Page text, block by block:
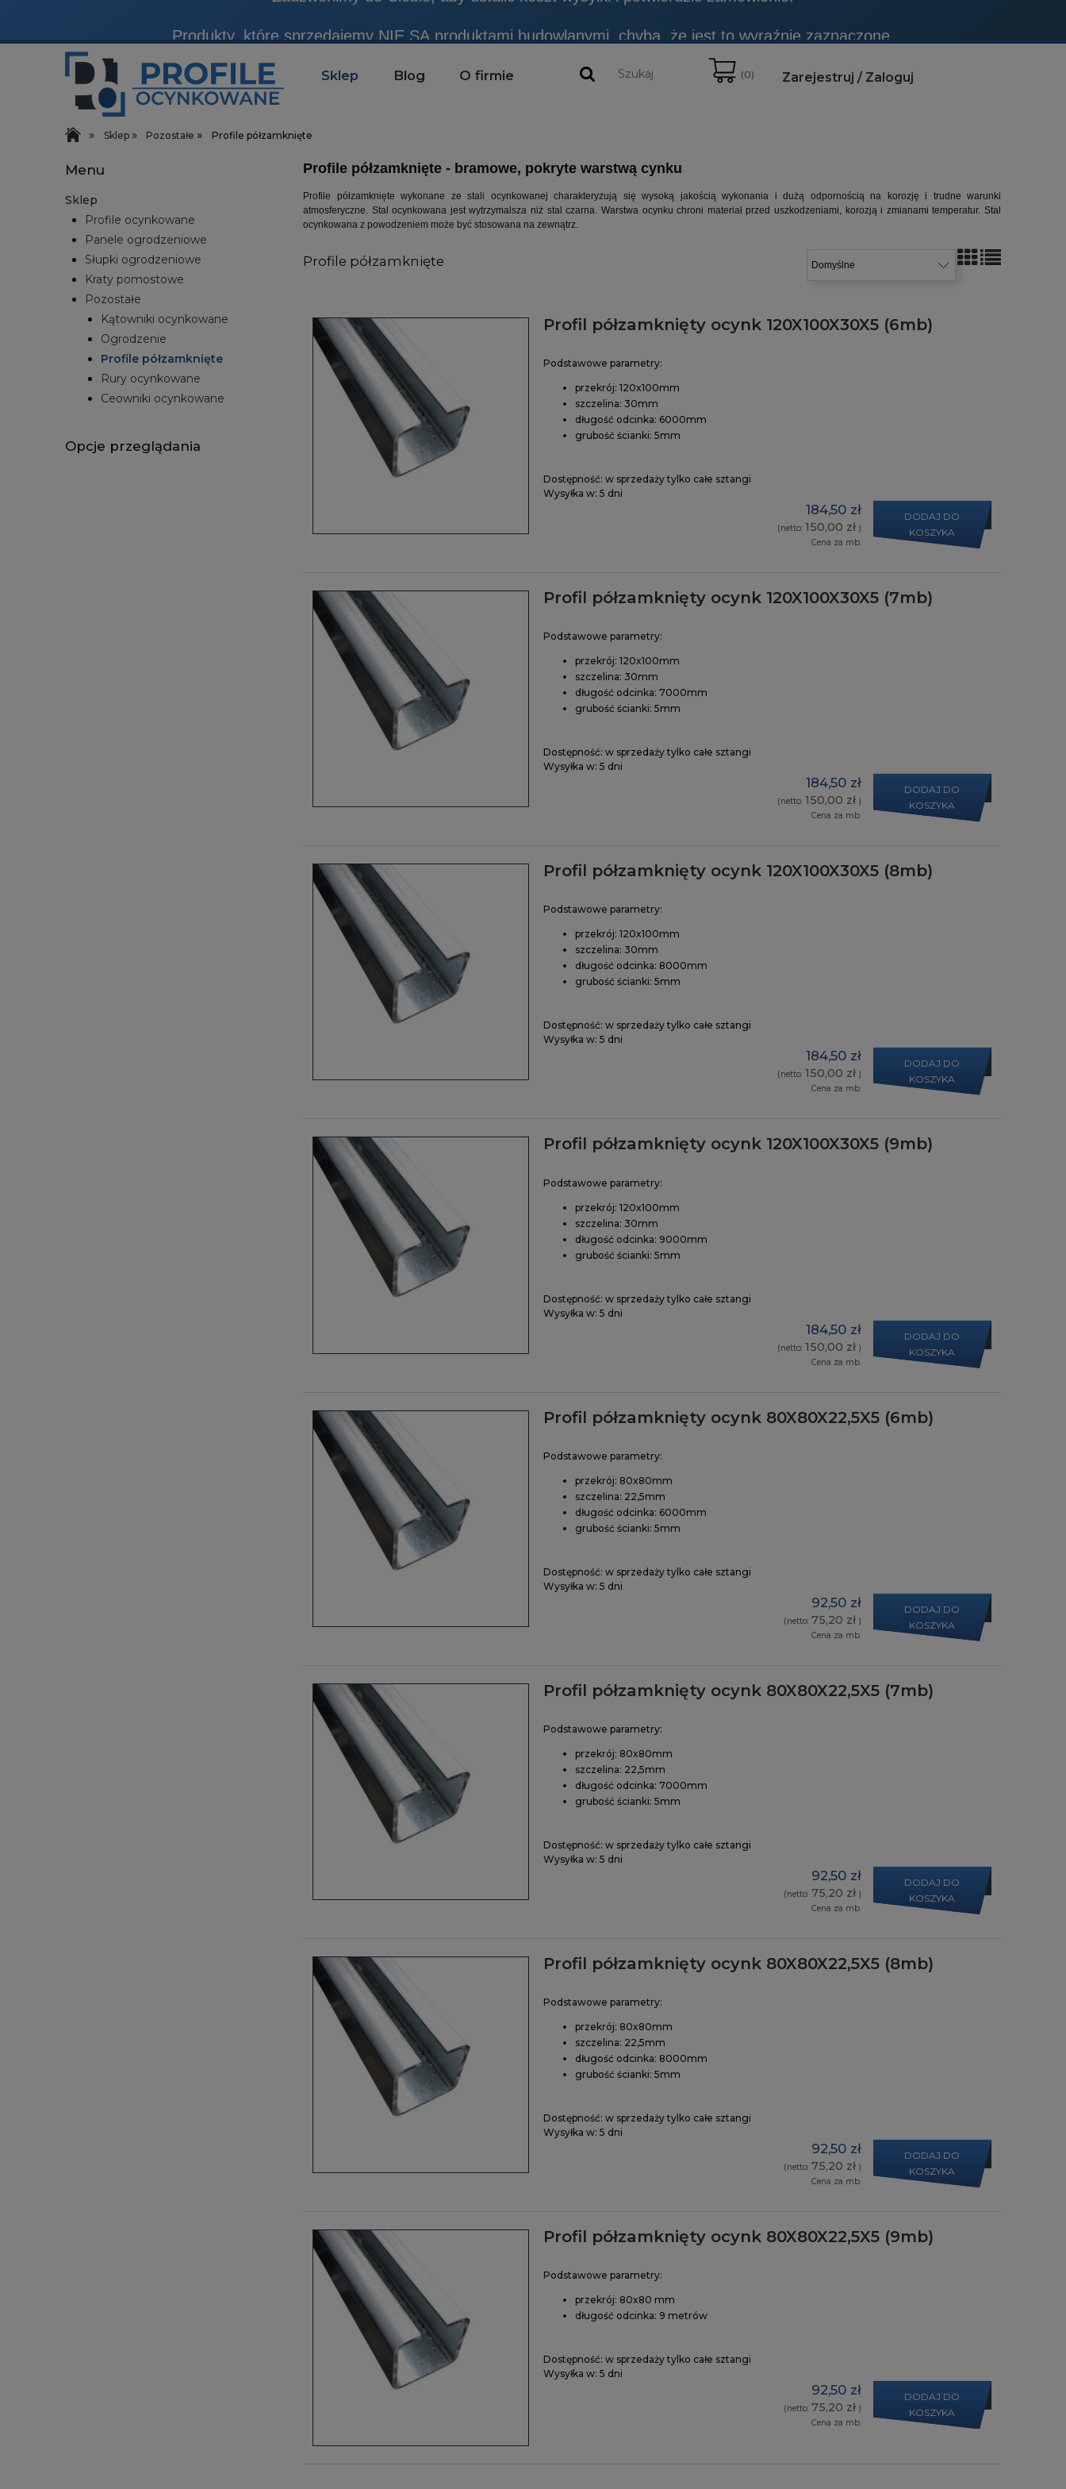
Zadzwonimy do Ciebie, aby ustalić koszt wysyłki i potwierdzić zamówienie.
Sklep Blog O firmie (0) Zarejestruj Zaloguj
» Sklep » Pozostałe » Profile półzamknięte
Menu
Sklep
Profile ocynkowane
Panele ogrodzeniowe
Słupki ogrodzeniowe
Kraty pomostowe
Pozostałe
Kątowniki ocynkowane
Ogrodzenie
Profile półzamknięte
Rury ocynkowane
Ceowniki ocynkowane
Opcje przeglądania
Profile półzamknięte - bramowe, pokryte warstwą cynku
Profile półzamknięte wykonane ze stali ocynkowanej charakteryzują się wysoką jakością wykonania i dużą odpornością na korozję i trudne warunki
atmosferyczne. Stal ocynkowana jest wytrzymalsza niż stal czarna. Warstwa ocynku chroni materiał przed uszkodzeniami, korozją i zmianami temperatur. Stal
ocynkowana z powodzeniem może być stosowana na zewnątrz.
Profile półzamknięte
Profil półzamknięty ocynk 120X100X30X5 (6mb)
Podstawowe parametry:
przekrój: 120x100mm
szczelina: 30mm
długość odcinka: 6000mm
grubość ścianki: 5mm
Dostępność: w sprzedaży tylko całe sztangi
Wysyłka w: 5 dni
184,50 zł
(netto: 150,00 zł )
Cena za mb.
DODAJ DO
KOSZYKA
Profil półzamknięty ocynk 120X100X30X5 (7mb)
Podstawowe parametry:
przekrój: 120x100mm
szczelina: 30mm
długość odcinka: 7000mm
grubość ścianki: 5mm
Dostępność: w sprzedaży tylko całe sztangi
Wysyłka w: 5 dni
184,50 zł
(netto: 150,00 zł )
Cena za mb.
DODAJ DO
KOSZYKA
Profil półzamknięty ocynk 120X100X30X5 (8mb)
Podstawowe parametry:
przekrój: 120x100mm
szczelina: 30mm
długość odcinka: 8000mm
grubość ścianki: 5mm
Dostępność: w sprzedaży tylko całe sztangi
Wysyłka w: 5 dni
184,50 zł
(netto: 150,00 zł )
Cena za mb.
DODAJ DO
KOSZYKA
Profil półzamknięty ocynk 120X100X30X5 (9mb)
Podstawowe parametry:
przekrój: 120x100mm
szczelina: 30mm
długość odcinka: 9000mm
grubość ścianki: 5mm
Dostępność: w sprzedaży tylko całe sztangi
Wysyłka w: 5 dni
184,50 zł
(netto: 150,00 zł )
Cena za mb.
DODAJ DO
KOSZYKA
Profil półzamknięty ocynk 80X80X22,5X5 (6mb)
Podstawowe parametry:
przekrój: 80x80mm
szczelina: 22,5mm
długość odcinka: 6000mm
grubość ścianki: 5mm
Dostępność: w sprzedaży tylko całe sztangi
Wysyłka w: 5 dni
92,50 zł
(netto: 75,20 zł )
Cena za mb.
DODAJ DO
KOSZYKA
Profil półzamknięty ocynk 80X80X22,5X5 (7mb)
Podstawowe parametry:
przekrój: 80x80mm
szczelina: 22,5mm
długość odcinka: 7000mm
grubość ścianki: 5mm
Dostępność: w sprzedaży tylko całe sztangi
Wysyłka w: 5 dni
92,50 zł
(netto: 75,20 zł )
Cena za mb.
DODAJ DO
KOSZYKA
Profil półzamknięty ocynk 80X80X22,5X5 (8mb)
Podstawowe parametry:
przekrój: 80x80mm
szczelina: 22,5mm
długość odcinka: 8000mm
grubość ścianki: 5mm
Dostępność: w sprzedaży tylko całe sztangi
Wysyłka w: 5 dni
92,50 zł
(netto: 75,20 zł )
Cena za mb.
DODAJ DO
KOSZYKA
Profil półzamknięty ocynk 80X80X22,5X5 (9mb)
Podstawowe parametry:
przekrój: 80x80 mm
długość odcinka: 9 metrów
Dostępność: w sprzedaży tylko całe sztangi
Wysyłka w: 5 dni
92,50 zł
(netto: 75,20 zł )
Cena za mb.
DODAJ DO
KOSZYKA